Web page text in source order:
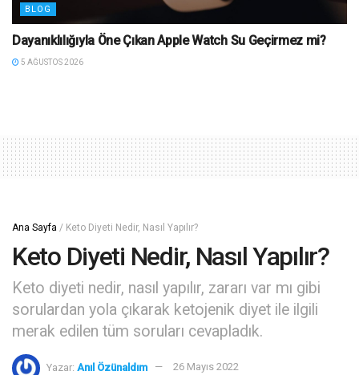
BLOG
Dayanıklılığıyla Öne Çıkan Apple Watch Su Geçirmez mi?
5 AĞUSTOS 2026
Ana Sayfa / Keto Diyeti Nedir, Nasıl Yapılır?
Keto Diyeti Nedir, Nasıl Yapılır?
Keto diyeti nedir, nasıl yapılır, zararı var mı gibi
sorulardan yola çıkarak ketojenik diyet ile ilgili
merak edilen tüm soruları cevapladık.
Yazar: Anıl Özünaldım 26 Mayıs 2022